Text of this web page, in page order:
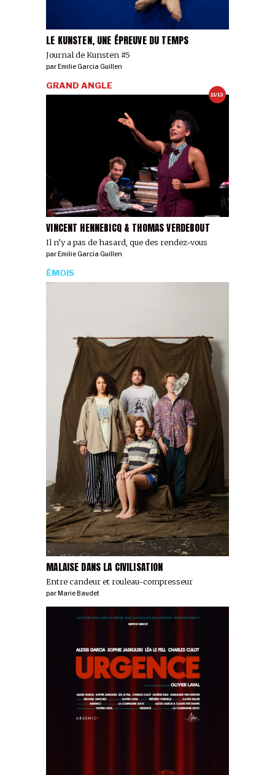
LE KUNSTEN, UNE ÉPREUVE DU TEMPS
Journal de Kunsten #5
par Emilie Garcia Guillen
11/13
VINCENT HENNEBICQ & THOMAS VERDEBOUT
Il n’y a pas de hasard, que des rendez-vous
GRAND ANGLE
parEmilie Garcia Guillen
MALAISE DANS LA CIVILISATION
Entre candeur et rouleau-compresseur
ÉMOIS
parMarie Baudet